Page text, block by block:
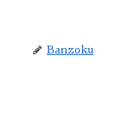
Banzoku